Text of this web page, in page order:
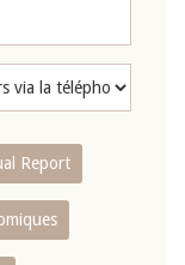
Report